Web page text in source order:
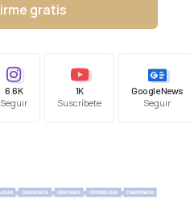
gratis
6.6K
Seguir
1K
Suscríbete
Google News
Seguir